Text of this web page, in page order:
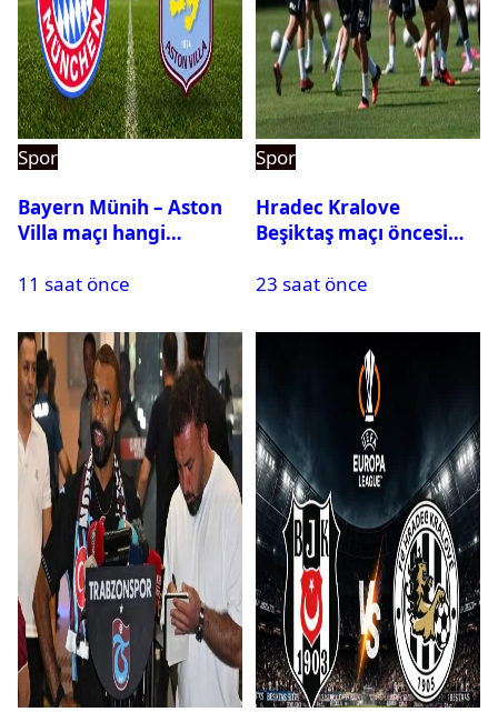
Spor
Bayern Münih – Aston
Villa maçı hangi
saat kaçta oynanacak?
11 saat önce
Spor
Hradec Kralove
Beşiktaş maçı öncesi
Siyah-Beyazlıların 11’i
23 saat önce